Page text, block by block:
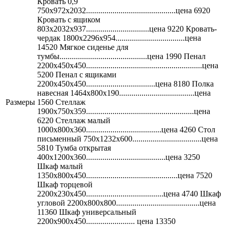
Размеры
750х972х2032............................................цена 6920
Кровать с ящиком
803х2032х937...............................цена 9220 Кровать-
чердак 1800х2296х954..................................цена
14520 Мягкое сиденье для
тумбы...........................................цена 1990 Пенал
2200х450х450.........................................................цена
5200 Пенал с ящиками
2200х450х450..................................цена 8180 Полка
навесная 1464х800х190.....................................цена
1560 Стеллаж
1900х750х359.....................................................цена
6220 Стеллаж малый
1000х800х360.....................................цена 4260 Стол
письменный 750х1232х600..................................цена
5810 Тумба открытая
400х1200х360.......................................цена 3250
Шкаф малый
1350х800х450.............................................цена 7520
Шкаф торцевой
2200х230х450......................................цена 4740 Шкаф
угловой 2200х800х800.........................................цена
11360 Шкаф универсальный
2200х900х450........................ цена 13350